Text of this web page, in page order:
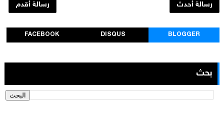
رسالة أحدث رسالة أقدم
BLOGGER
DISQUS
FACEBOOK
بحث